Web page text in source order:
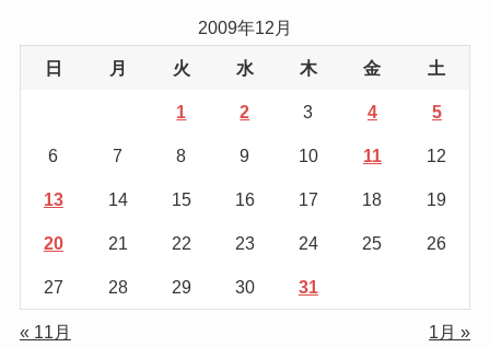
2009年12月
日 月 火 水 木 金 土
1 2 3 4 5
6 7 8 9 10 11 12
13 14 15 16 17 18 19
20 21 22 23 24 25 26
27 28 29 30 31
« 11月 1月 »